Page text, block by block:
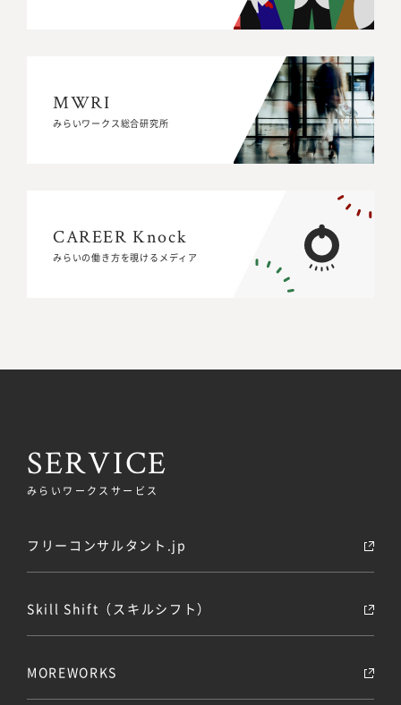
MWRI
みらいワークス総合研究所
MWRI
みらいワークス総合研究所
CAREER Knock
みらいの働き方を覗けるメディア
CAREER Knock
みらいの働き方を覗けるメディア
SERVICE
みらいワークスサービス
フリーコンサルタント.jp
Skill Shift（スキルシフト）
MOREWORKS